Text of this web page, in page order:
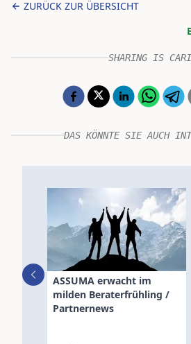
ZURÜCK ZUR ÜBERSICHT
SHARING IS
DAS KÖNNTE SIE AUCH
ASSUMA erwacht im
milden Beraterfrühling /
Partnernews